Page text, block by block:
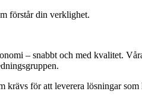
förstår din verklighet.
– snabbt och med kvalitet.
för att leverera lösningar